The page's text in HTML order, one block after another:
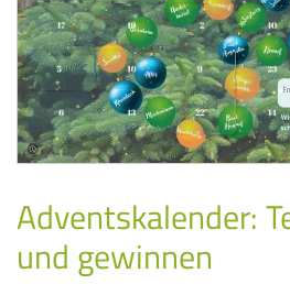
Adventskalender:
und gewinnen